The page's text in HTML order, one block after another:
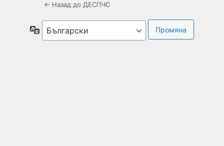
← Назад до ДЕСПЧС
Език